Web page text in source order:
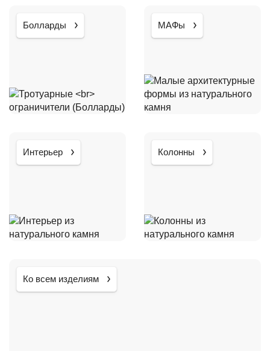
Болларды МАФы
Интерьер Колонны
Ко всем изделиям